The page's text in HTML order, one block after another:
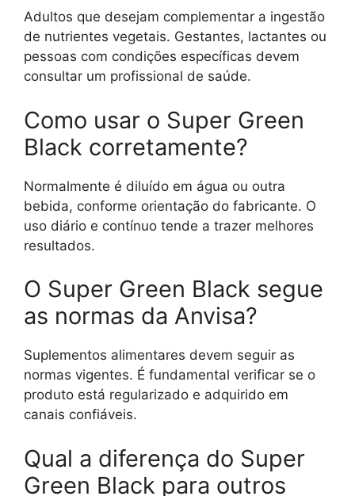
Adultos que desejam complementar a ingestão
de nutrientes vegetais. Gestantes, lactantes ou
pessoas com condições específicas devem
consultar um profissional de saúde.
Como usar o Super Green
Black corretamente?
Normalmente é diluído em água ou outra
bebida, conforme orientação do fabricante. O
uso diário e contínuo tende a trazer melhores
resultados.
O Super Green Black segue
as normas da Anvisa?
Suplementos alimentares devem seguir as
normas vigentes. É fundamental verificar se o
produto está regularizado e adquirido em
canais confiáveis.
Qual a diferença do Super
Green Black para outros